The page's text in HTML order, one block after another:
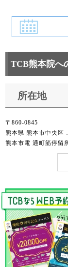
TCB熊本院へ
所在地
〒860-0845
熊本県 熊本市中央区
熊本市電 通町筋停留